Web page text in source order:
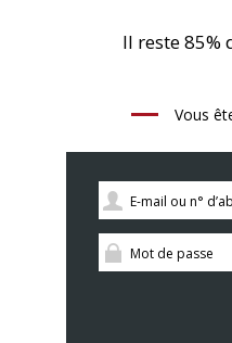
Il reste 85%
Vous